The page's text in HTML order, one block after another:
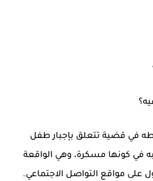
في قضية تتعلق بإجبار طفل
في كونها مسكرة، وهي الواقعة
على مواقع التواصل الاجتماعي.